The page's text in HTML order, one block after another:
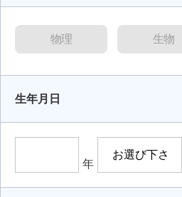
物理 生物
生年月日
年